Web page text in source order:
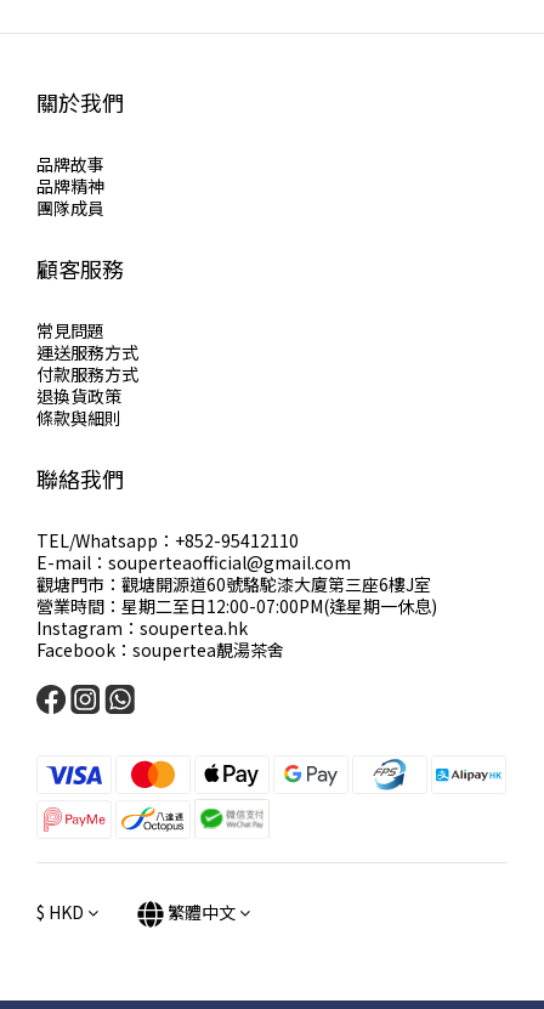
關於我們
品牌故事
品牌精神
團隊成員
顧客服務
常見問題
運送服務方式
付款服務方式
退換貨政策
條款與細則
聯絡我們
TEL/Whatsapp：+852-95412110
E-mail：souperteaofficial@gmail.com
觀塘門市：觀塘開源道60號駱駝漆大廈第三座6樓J室
營業時間：星期二至日12:00-07:00PM(逢星期一休息)
Instagram：soupertea.hk
Facebook：soupertea靚湯茶舍
$ HKD 繁體中文